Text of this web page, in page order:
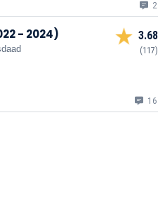
2
- 2024) 3.68
(117)
16